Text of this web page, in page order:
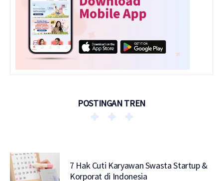
POSTINGAN TREN
7 Hak Cuti Karyawan Swasta Startup &
Korporat di Indonesia